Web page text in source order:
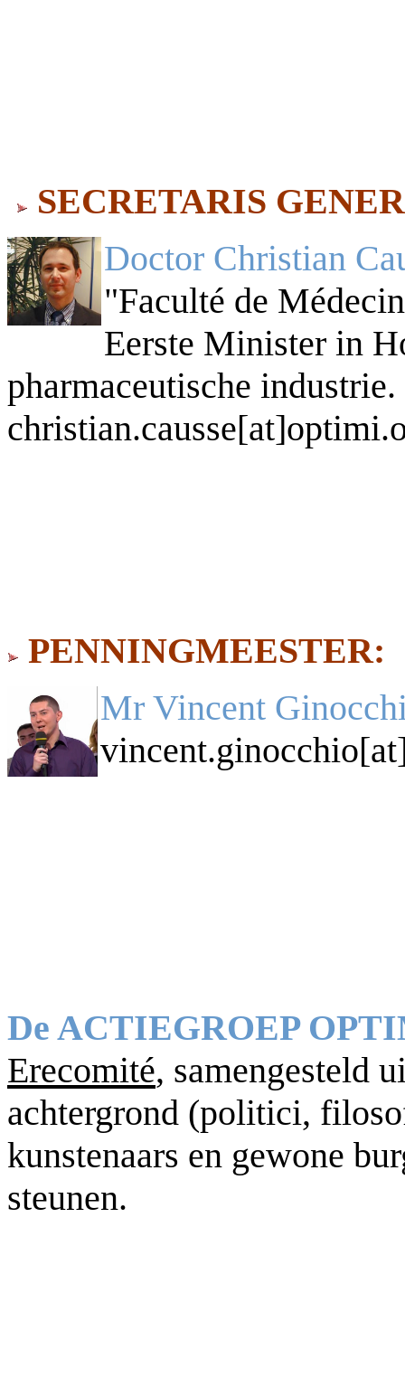
SECRETARIS
Doctor Christian
"Faculté de
Eerste Minister in
pharmaceutische
PENNINGMEESTER:
Mr Vincent
De ACTIEGROEP
Erecomité, samengesteld
achtergrond (politici,
kunstenaars en gewone
steunen.